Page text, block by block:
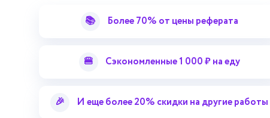
удостоверения в отсутствии утранспортных средств
перегрузки
предписанного оборудования.
📚 Более 70% от цены реферата
🍔 Сэкономленные 1 000 ₽ на еду
🎉 И еще более 20% скидки на другие работы